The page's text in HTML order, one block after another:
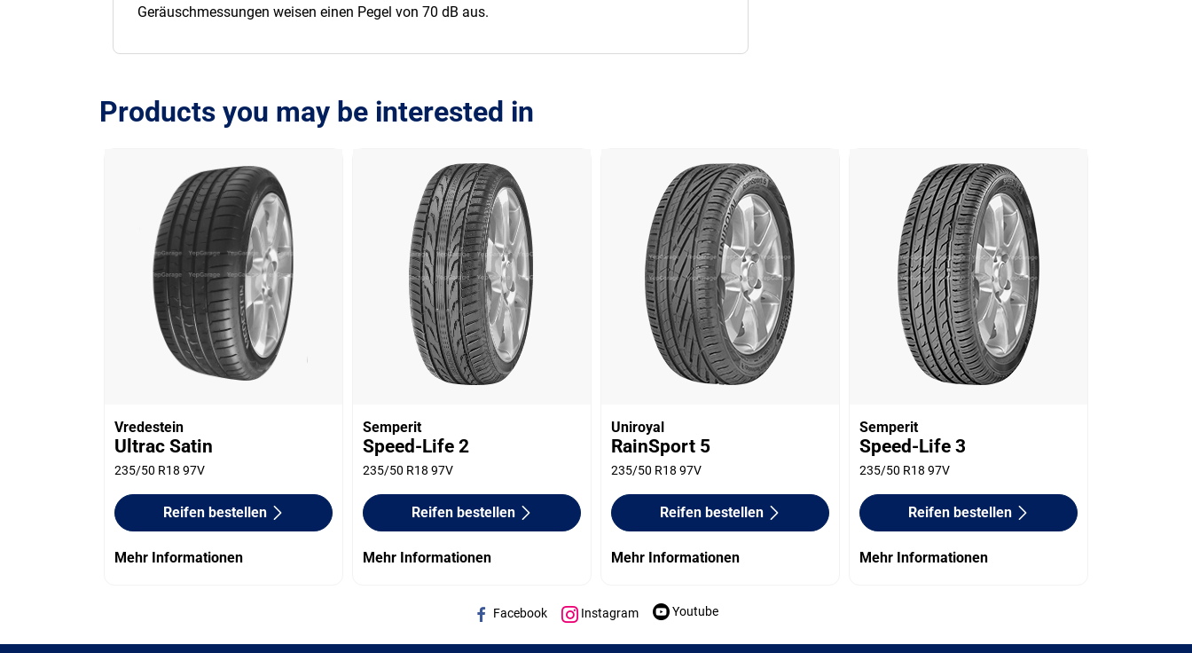
Geräuschmessungen weisen einen Pegel von 70 dB aus.
Products you may be interested in
Vredestein
Ultrac Satin
235/50 R18 97V
Reifen bestellen
Mehr Informationen
Semperit
Speed-Life 2
235/50 R18 97V
Reifen bestellen
Mehr Informationen
Uniroyal
RainSport 5
235/50 R18 97V
Reifen bestellen
Mehr Informationen
Semperit
Speed-Life 3
235/50 R18 97V
Reifen bestellen
Mehr Informationen
Facebook Instagram Youtube